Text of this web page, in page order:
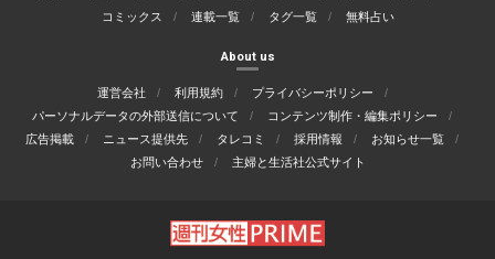
コミックス
連載一覧 タグ一覧 無料占い
About us
運営会社 利用規約
プライバシーポリシー
パーソナルデータの外部送信について
コンテンツ制作・編集ポリシー
広告掲載
ニュース提供先 タレコミ 採用情報
お知らせ一覧
お問い合わせ
主婦と生活社公式サイト